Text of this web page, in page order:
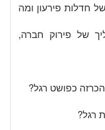
חדלות פירעון ומה
של פירוק חברה,
כפושט רגל?
רגל?